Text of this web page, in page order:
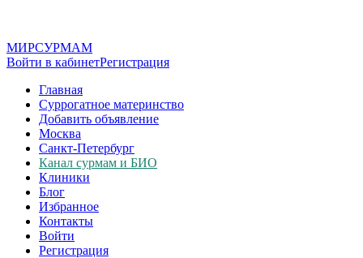
МИРСУРМАМ
Войти в кабинетРегистрация
Главная
Суррогатное материнство
Добавить объявление
Москва
Санкт-Петербург
Канал сурмам и БИО
Клиники
Блог
Избранное
Контакты
Войти
Регистрация